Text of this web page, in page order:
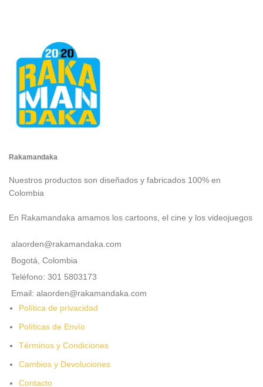
Rakamandaka
Nuestros productos son diseñados y fabricados 100% en
Colombia
En Rakamandaka amamos los cartoons, el cine y los videojuegos
alaorden@rakamandaka.com
Bogotá, Colombia
Teléfono: 301 5803173
Email: alaorden@rakamandaka.com
Política de privacidad
Políticas de Envío
Términos y Condiciones
Cambios y Devoluciones
Contacto